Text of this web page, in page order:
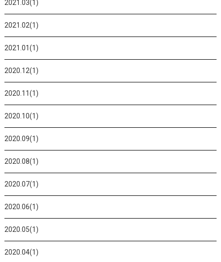
2021.03(1)
2021.02(1)
2021.01(1)
2020.12(1)
2020.11(1)
2020.10(1)
2020.09(1)
2020.08(1)
2020.07(1)
2020.06(1)
2020.05(1)
2020.04(1)